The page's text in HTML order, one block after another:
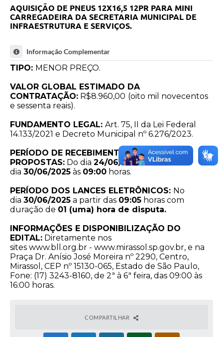
AQUISIÇÃO DE PNEUS 12X16,5 12PR PARA MINI
CARREGADEIRA DA SECRETARIA MUNICIPAL DE
INFRAESTRUTURA E SERVIÇOS.
Informação Complementar
TIPO: MENOR PREÇO.
VALOR GLOBAL ESTIMADO DA
CONTRATAÇÃO: R$8.960,00 (oito mil novecentos
e sessenta reais).
FUNDAMENTO LEGAL: Art. 75, II da Lei Federal
14.133/2021 e Decreto Municipal nº 6.276/2023.
PERÍODO DE RECEBIMENTO DAS
PROPOSTAS: Do dia 24/06/2025 até o
dia 30/06/2025 às 09:00 horas.
PERÍODO DOS LANCES ELETRÔNICOS: No
dia 30/06/2025 a partir das 09:05 horas com
duração de 01 (uma) hora de disputa.
INFORMAÇÕES E DISPONIBILIZAÇÃO DO
EDITAL: Diretamente nos
sites www.bll.org.br - www.mirassol.sp.gov.br, e na
Praça Dr. Anísio José Moreira nº 2290, Centro,
Mirassol, CEP nº 15130-065, Estado de São Paulo,
Fone: (17) 3243-8160, de 2ª à 6ª feira, das 09:00 às
16:00 horas.
COMPARTILHAR